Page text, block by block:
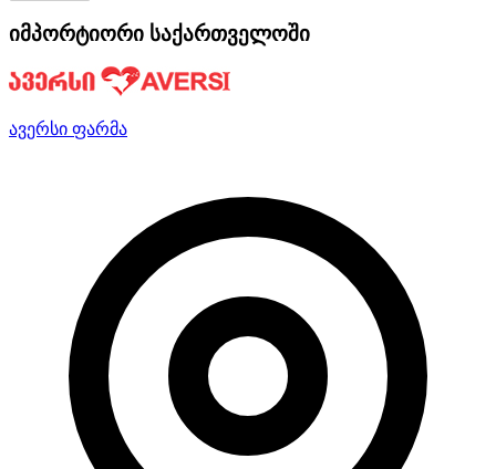
იმპორტიორი საქართველოში
ავერსი ფარმა